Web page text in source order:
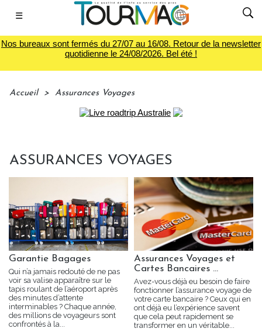
☰
Nos bureaux sont fermés du 27/07 au 16/08. Retour de la newsletter
quotidienne le 24/08/2026. Bel été !
Accueil > Assurances Voyages
ASSURANCES VOYAGES
Garantie Bagages
Qui n’a jamais redouté de ne pas
voir sa valise apparaître sur le
tapis roulant de l’aéroport après
des minutes d’attente
interminables ? Chaque année,
des millions de voyageurs sont
confrontés à la...
Assurances Voyages et
Cartes Bancaires …
Avez-vous déjà eu besoin de faire
fonctionner l’assurance voyage de
votre carte bancaire ? Ceux qui en
ont déjà eu l’expérience savent
que cela peut rapidement se
transformer en un véritable...